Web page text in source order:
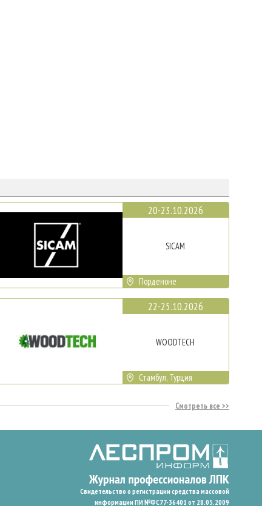
20-23.10.2026
SICAM
Порденоне
22-25.10.2026
WOODTECH
Стамбул, Турция
Смотреть все
Свидетельство о регистрации средства массовой
информации ПИ №ФС77-36401 от 28.05.2009